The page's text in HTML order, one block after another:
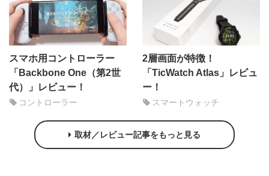
スマホ用コントローラー
「Backbone One（第2世
代）」レビュー！
コントローラー
2層画面が特徴！
「TicWatch Atlas」レビュ
ー！
スマートウォッチ
取材／レビュー記事をもっと見る